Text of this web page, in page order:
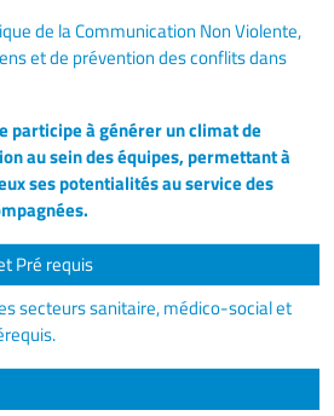
de la Communication Non Violente,
et de prévention des conflits dans
participe à générer un climat de
au sein des équipes, permettant à
ses potentialités au service des
Pré requis
secteurs sanitaire, médico-social et